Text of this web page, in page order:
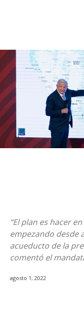
“El plan es hacer
empezando desde
acueducto de la
comentó el
agosto 1, 2022